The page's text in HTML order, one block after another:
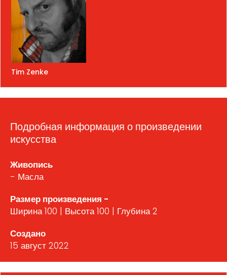
Tim Zenke
Подробная информация о произведении
искусства
Живопись
- Масла
Размер произведения -
Ширина 100 | Высота 100 | Глубина 2
Создано
15 август 2022